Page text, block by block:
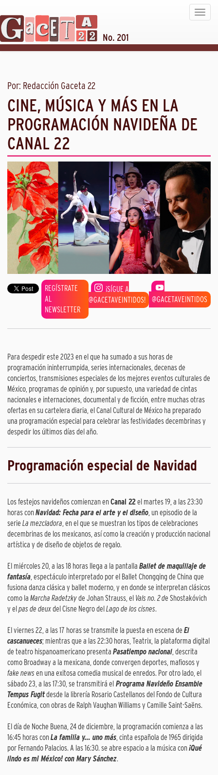
Toggle
No. 201
Por: Redacción Gaceta 22
CINE, MÚSICA Y MÁS EN LA
PROGRAMACIÓN NAVIDEÑA DE
CANAL 22
REGÍSTRATE
AL
NEWSLETTER
¡SÍGUE A
@GACETAVEINTIDOS!
@GACETAVEINTIDOS
Para despedir este 2023 en el que ha sumado a sus horas de
programación ininterrumpida, series internacionales, decenas de
conciertos, transmisiones especiales de los mejores eventos culturales de
México, programas de opinión y, por supuesto, una variedad de cintas
nacionales e internaciones, documental y de ficción, entre muchas otras
ofertas en su cartelera diaria, el Canal Cultural de México ha preparado
una programación especial para celebrar las festividades decembrinas y
despedir los últimos días del año.
Programación especial de Navidad
Los festejos navideños comienzan enCanal 22el martes 19, a las 23:30
horas conNavidad: Fecha para el arte y el diseño, un episodio de la
serie La mezcladora, en el que se muestran los tipos de celebraciones
decembrinas de los mexicanos, así como la creación y producción nacional
artística y de diseño de objetos de regalo.
El miércoles 20, a las 18 horas llega a la pantalla Ballet de maquillaje de
fantasía, espectáculo interpretado por el Ballet Chongqing de China que
fusiona danza clásica y ballet moderno, y en donde se interpretan clásicos
como la Marcha Radetzkyde Johan Strauss, el Vals no. 2 de Shostakóvich
y el pas de deuxdel Cisne Negro del Lago de los cisnes.
El viernes 22, a las 17 horas se transmite la puesta en escena de El
cascanueces; mientras que a las 22:30 horas, Teatrix, la plataforma digital
de teatro hispanoamericano presenta Pasatiempo nacional, descrita
como Broadway a la mexicana, donde convergen deportes, mafiosos y
fake news en una exitosa comedia musical de enredos. Por otro lado, el
sábado 23, a las 17:30, se transmitirá el Programa Navideño Ensamble
Tempus Fugitdesde la librería Rosario Castellanos del Fondo de Cultura
Económica, con obras de Ralph Vaughan Williams y Camille Saint-Saëns.
El día de Noche Buena, 24 de diciembre, la programación comienza a las
16:45 horas conLa familia y… uno más, cinta española de 1965 dirigida
por Fernando Palacios. A las 16:30. se abre espacio a la música con¡Qué
lindo es mi México! con Mary Sánchez.